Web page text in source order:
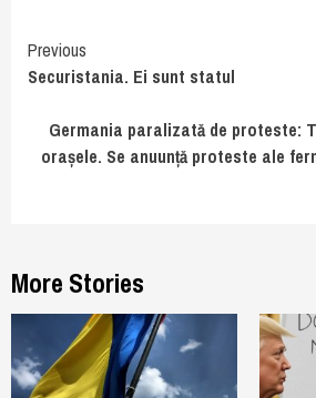
Continue
Reading
Previous
Securistania. Ei sunt statul
Germania paralizată de proteste:
orașele. Se anuunță proteste ale
More Stories